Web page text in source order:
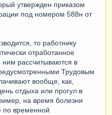
утвержден приказом
под номером 588н от
то работнику
отработанное
ним рассчитываются в
Трудовым
вообще, как,
отдыха или прогул в
на время болезни
по временной